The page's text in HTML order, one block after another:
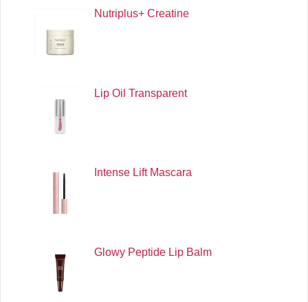
Nutriplus+ Creatine
Lip Oil Transparent
Intense Lift Mascara
Glowy Peptide Lip Balm